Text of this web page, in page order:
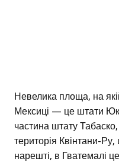
Невелика площа, на
Мексиці — це штати
частина штату
територія Квінтани-
нарешті, в Гватемалі